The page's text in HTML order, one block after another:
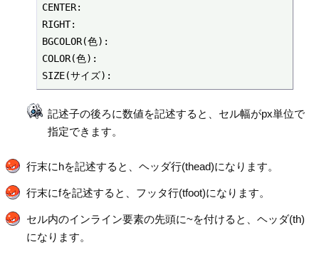
CENTER:
RIGHT:
BGCOLOR(色):
COLOR(色):
SIZE(サイズ):
記述子の後ろに数値を記述すると、セル幅がpx単位で
指定できます。
行末にhを記述すると、ヘッダ行(thead)になります。
行末にfを記述すると、フッタ行(tfoot)になります。
セル内のインライン要素の先頭に~を付けると、ヘッダ(th)
になります。